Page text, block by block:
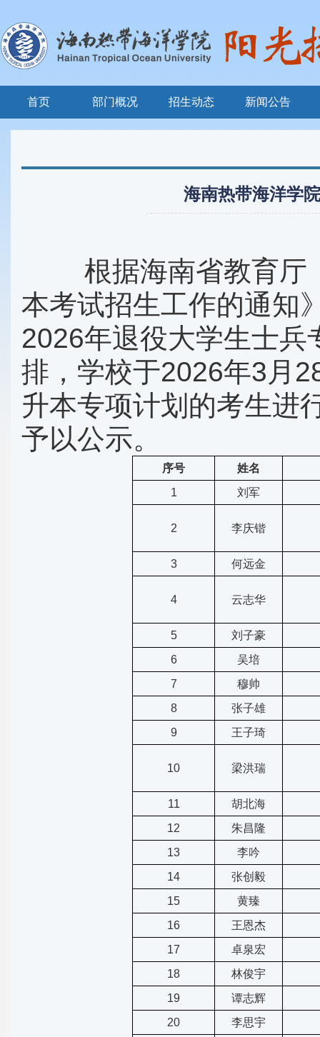
首页 部门概况 招生动态 新闻公告
海南热带海洋学
根据海南省教育厅《
本考试招生工作的通知
2026年退役大学生士
排，学校于2026年3月
升本专项计划的考生进
予以公示。
序号
姓名
1
刘军
2 李庆锴
3 何远金
4 云志华
5
刘子豪
6
吴培
7
穆帅
8
张子雄
9
王子琦
10 梁洪瑞
11
胡北海
12
朱昌隆
13
李吟
14
张创毅
15
黄臻
16
王恩杰
17
卓泉宏
18
林俊宇
19
谭志辉
20
李思宇